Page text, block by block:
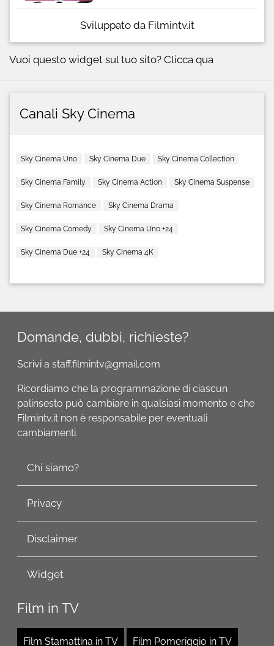
Sviluppato da Filmintv.it
Vuoi questo widget sul tuo sito? Clicca qua
Canali Sky Cinema
Sky Cinema Uno Sky Cinema Due Sky Cinema Collection
Sky Cinema Family Sky Cinema Action Sky Cinema Suspense
Sky Cinema Romance Sky Cinema Drama
Sky Cinema Comedy Sky Cinema Uno +24
Sky Cinema Due +24 Sky Cinema 4K
Domande, dubbi, richieste?
Scrivi a staff.filmintv@gmail.com
Ricordiamo che la programmazione di ciascun
palinsesto può cambiare in qualsiasi momento e che
Filmintv.it non è responsabile per eventuali
cambiamenti.
Chi siamo?
Privacy
Disclaimer
Widget
Film in TV
Film Stamattina in TV Film Pomeriggio in TV